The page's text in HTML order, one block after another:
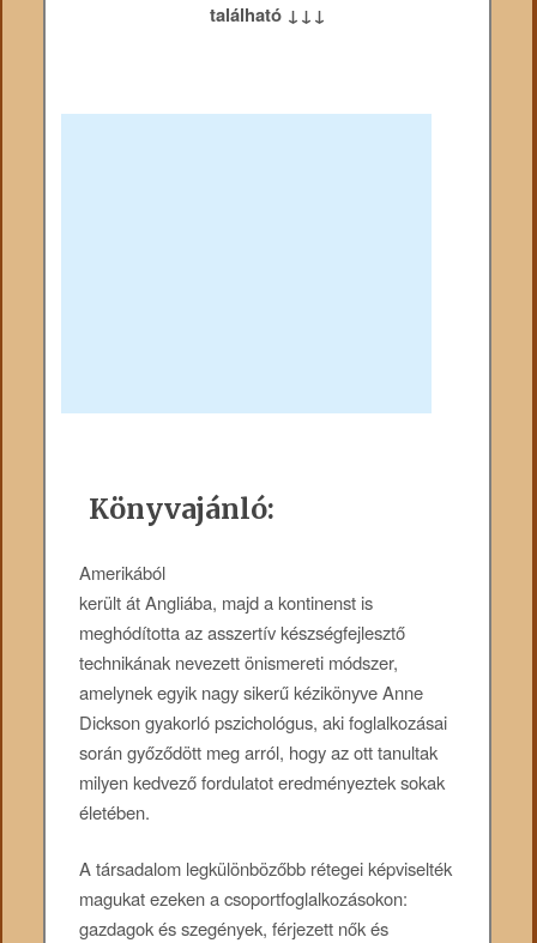
található ↓↓↓
Könyvajánló:
Amerikából
került át Angliába, majd a kontinenst is
meghódította az asszertív készségfejlesztő
technikának nevezett önismereti módszer,
amelynek egyik nagy sikerű kézikönyve Anne
Dickson gyakorló pszichológus, aki foglalkozásai
során győződött meg arról, hogy az ott tanultak
milyen kedvező fordulatot eredményeztek sokak
életében.
A társadalom legkülönbözőbb rétegei képviselték
magukat ezeken a csoportfoglalkozásokon:
gazdagok és szegények, férjezett nők és